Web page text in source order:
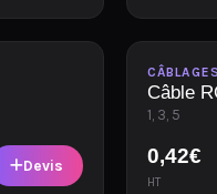
Devis
Disponible
Câble
1, 3, 5
0,42€
HT